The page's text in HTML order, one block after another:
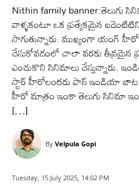
Nithin family banner:తెలుగు
వాళ్ళకంటూ ఒక ప్రత్యేకమైన
సాగుతున్నారు. ముఖ్యంగా యంగ్
చేసుకోవడంలో చాలా వరకు తీవ్రమైన
ఎంచుకొని సినిమాలు చేస్తున్నారు.
స్టార్ హీరోలందరు పాన్ ఇండియా బాట
హీరో మాత్రం ఇంకా తెలుగు సినిమా
[…]
By Velpula Gopi
Tuesday, 15 July 2025, 14:02 PM